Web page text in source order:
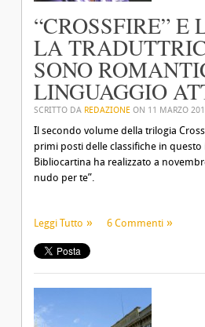
“CROSSFIRE”
LA
SONO
LINGUAGGIO
SCRITTO DA REDAZIONE ON 11 MARZO
Il secondo volume della trilogia
primi posti delle classifiche in
Bibliocartina ha realizzato a
nudo per te”.
Leggi Tutto 6 Commenti